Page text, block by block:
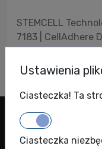
STEMCELL
7183 | CellAdhere
Ustawienia
Ciasteczka! Ta
Ciasteczka